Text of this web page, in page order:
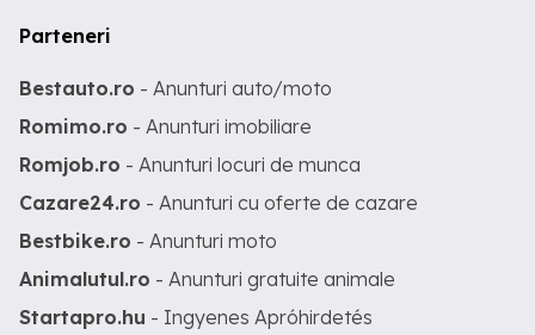
Parteneri
Bestauto.ro - Anunturi auto/moto
Romimo.ro - Anunturi imobiliare
Romjob.ro - Anunturi locuri de munca
Cazare24.ro - Anunturi cu oferte de cazare
Bestbike.ro - Anunturi moto
Animalutul.ro - Anunturi gratuite animale
Startapro.hu - Ingyenes Apróhirdetés